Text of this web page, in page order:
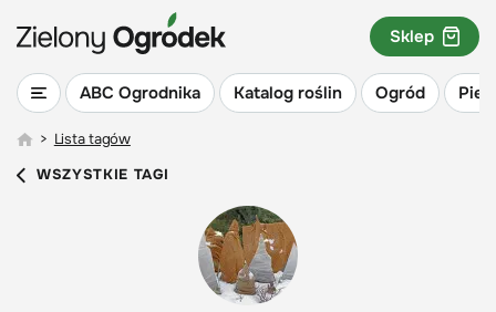
ABC Ogrodnika Katalog roślin Ogród
Sklep
> Lista tagów
WSZYSTKIE TAGI